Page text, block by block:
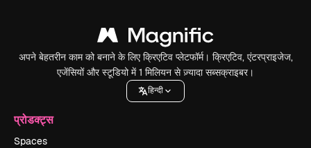
अपने बेहतरीन काम को बनाने के लिए क्रिएटिव प्लेटफॉर्म। क्रिएटिव, एंटरप्राइजेज,
एजेंसियों और स्टूडियो में 1 मिलियन से ज़्यादा सब्सक्राइबर।
हिन्दी
प्रोडक्ट्स
Spaces